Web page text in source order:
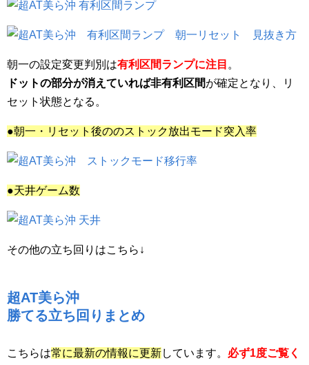
朝一の設定変更判別は有利区間ランプに注目 。
ドットの部分が消えていれば非有利区間が確定となり、リ
セット状態となる。
●朝一・リセット後ののストック放出モード突入率
●天井ゲーム数
その他の立ち回りはこちら↓
超AT美ら沖
勝てる立ち回りまとめ
こちらは常に最新の情報に更新しています。 必ず1度ご覧く